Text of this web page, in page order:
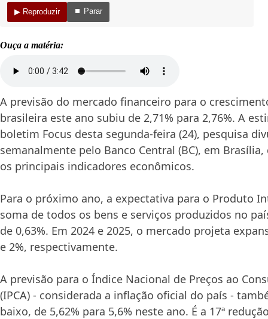
▶ Reproduzir ⏹ Parar
Ouça a matéria:
A previsão do mercado financeiro para o
brasileira este ano subiu de 2,71% para 2,76%. A
boletim Focus desta segunda-feira (24), pesquisa
semanalmente pelo Banco Central (BC), em
os principais indicadores econômicos.
Para o próximo ano, a expectativa para o Produto
soma de todos os bens e serviços produzidos no
de 0,63%. Em 2024 e 2025, o mercado projeta
e 2%, respectivamente.
A previsão para o Índice Nacional de Preços ao
(IPCA) - considerada a inflação oficial do país -
baixo, de 5,62% para 5,6% neste ano. É a 17ª